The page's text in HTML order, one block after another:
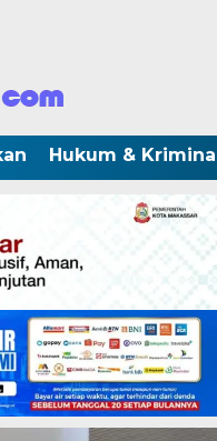
Hukum &